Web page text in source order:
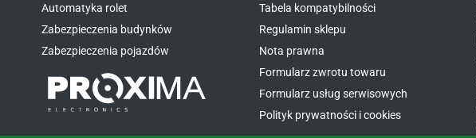
Automatyka rolet
Zabezpieczenia budynków
Zabezpieczenia pojazdów
Tabela kompatybilności
Regulamin sklepu
Nota prawna
Formularz zwrotu towaru
Formularz usług serwisowych
Polityk prywatności i cookies